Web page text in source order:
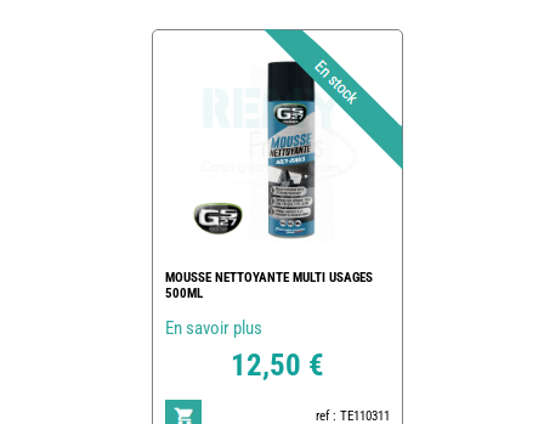
MOUSSE NETTOYANTE MULTI USAGES
500ML
En savoir plus
12,50 €
ref : TE110311